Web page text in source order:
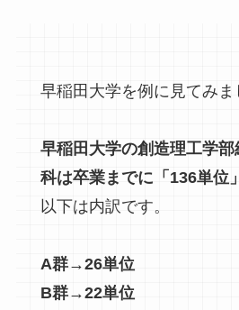
早稲田大学を例に見てみま
早稲田大学の創造理工学
科は卒業までに「136単位
以下は内訳です。
A群→26単位
B群→22単位